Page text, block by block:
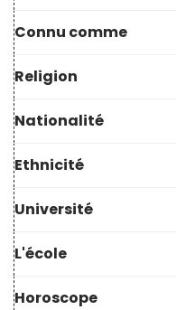
Connu comme
Religion
Nationalité
Ethnicité
Université
L'école
Horoscope